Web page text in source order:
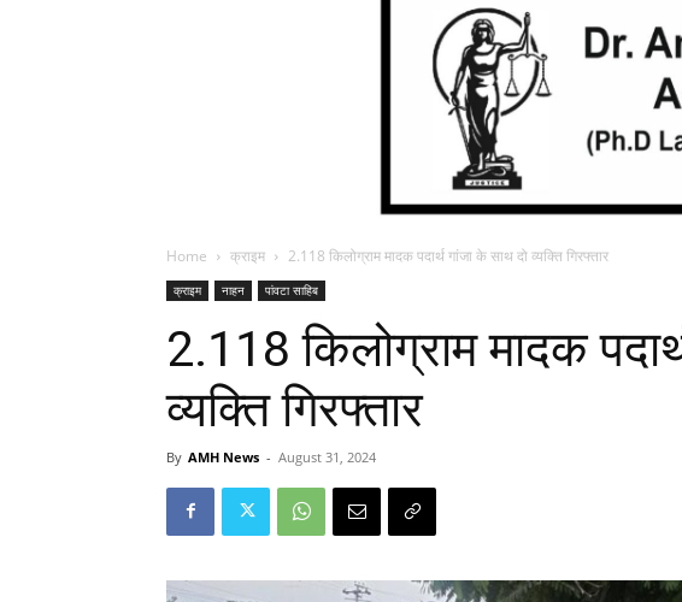
Home क्राइम 2.118 किलोग्राम मादक पदार्थ गांजा के साथ दो व्यक्ति गिरफ्तार
क्राइम नाहन पांवटा साहिब
2.118 किलोग्राम मादक
व्यक्ति गिरफ्तार
By AMH News - August 31, 2024